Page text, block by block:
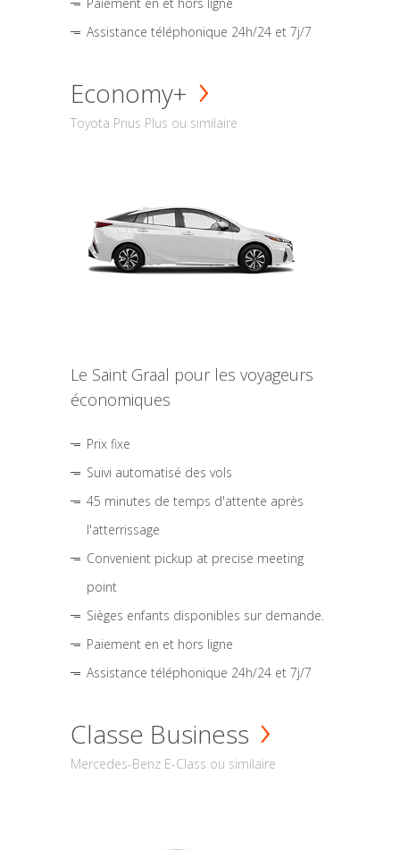
Assistance téléphonique 24h/24 et 7j/7
Economy+
Toyota Prius Plus ou similaire
Le Saint Graal pour les voyageurs
économiques
Prix fixe
Suivi automatisé des vols
45 minutes de temps d'attente après
l'atterrissage
Convenient pickup at precise meeting
point
Sièges enfants disponibles sur demande.
Paiement en et hors ligne
Assistance téléphonique 24h/24 et 7j/7
Classe Business
Mercedes-Benz E-Class ou similaire